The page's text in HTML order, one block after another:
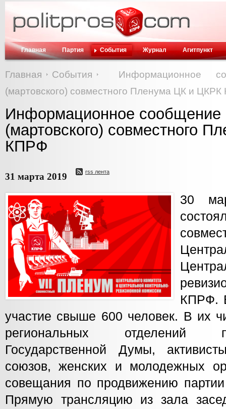
Главная Партия События Журнал Агитпункт
Главная События
Информационное
(мартовского) совместного Пленума ЦК и
Информационное сообщение
(мартовского) совместного
КПРФ
31 марта 2019 rss лента
30
КПРФ.
участие свыше 600 человек. В их
региональных отделений
Государственной Думы,
союзов, женских и молодежных
совещания по продвижению
Прямую трансляцию из зала